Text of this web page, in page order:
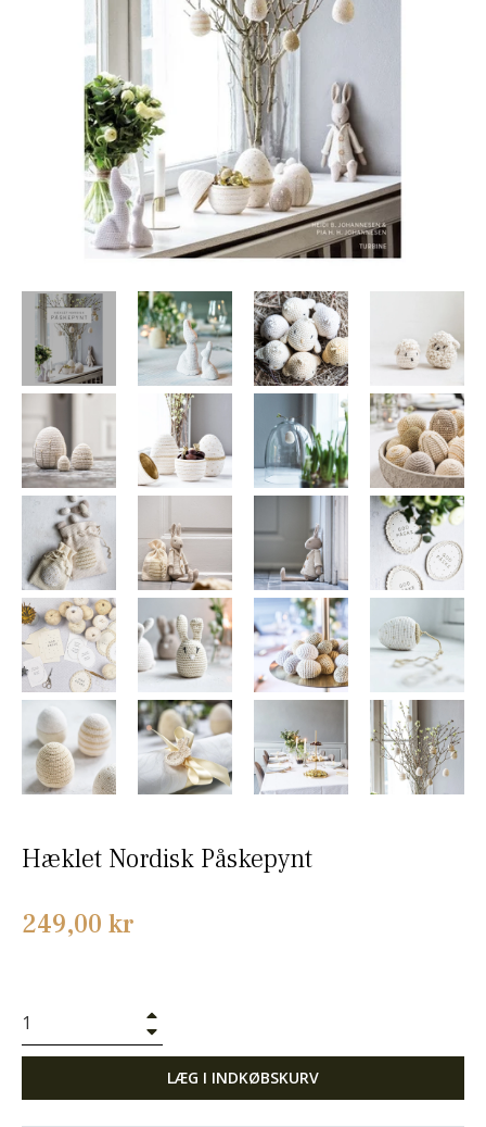
Hæklet Nordisk Påskepynt
Normalpris
249,00 kr
LÆG I INDKØBSKURV